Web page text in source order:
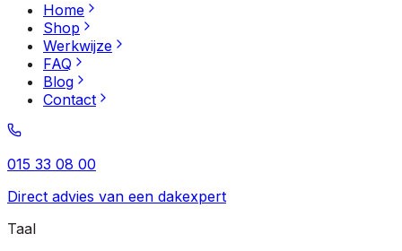
Home
Shop
Werkwijze
FAQ
Blog
Contact
015 33 08 00
Direct advies van een dakexpert
Taal